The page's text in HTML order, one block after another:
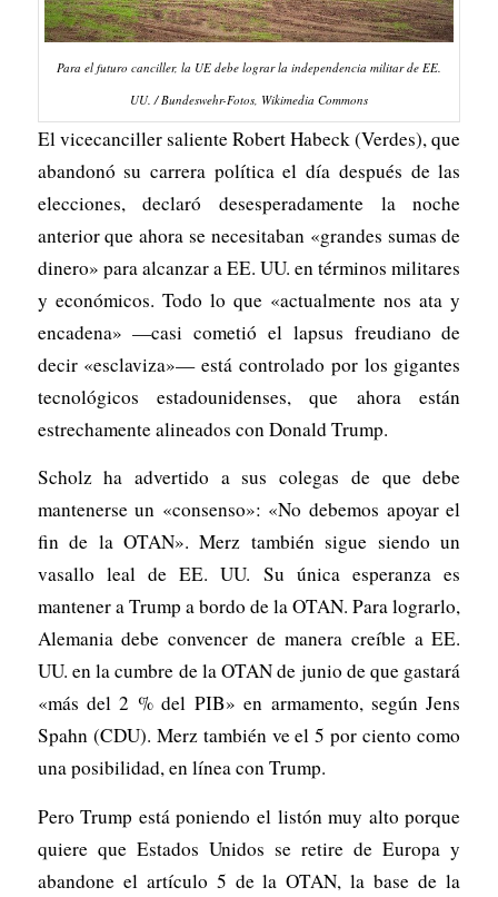
Para el futuro canciller, la UE debe lograr la independencia militar de EE.
UU. / Bundeswehr-Fotos, Wikimedia Commons
El vicecanciller saliente Robert Habeck (Verdes), que
abandonó su carrera política el día después de las
elecciones, declaró desesperadamente la noche
anterior que ahora se necesitaban «grandes sumas de
dinero» para alcanzar a EE. UU. en términos militares
y económicos. Todo lo que «actualmente nos ata y
encadena» —casi cometió el lapsus freudiano de
decir «esclaviza»— está controlado por los gigantes
tecnológicos estadounidenses, que ahora están
estrechamente alineados con Donald Trump.
Scholz ha advertido a sus colegas de que debe
mantenerse un «consenso»: «No debemos apoyar el
fin de la OTAN». Merz también sigue siendo un
vasallo leal de EE. UU. Su única esperanza es
mantener a Trump a bordo de la OTAN. Para lograrlo,
Alemania debe convencer de manera creíble a EE.
UU. en la cumbre de la OTAN de junio de que gastará
«más del 2 % del PIB» en armamento, según Jens
Spahn (CDU). Merz también ve el 5 por ciento como
una posibilidad, en línea con Trump.
Pero Trump está poniendo el listón muy alto porque
quiere que Estados Unidos se retire de Europa y
abandone el artículo 5 de la OTAN, la base de la